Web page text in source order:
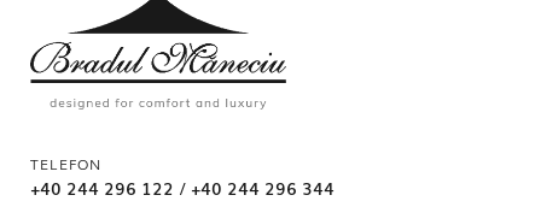
TELEFON
+40 244 296 122 / +40 244 296 344